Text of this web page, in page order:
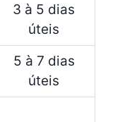
3 à 5 dias
úteis
5 à 7 dias
úteis